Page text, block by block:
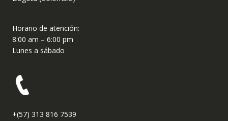
Horario de atención:
8:00 am – 6:00 pm
Lunes a sábado
+(57) 313 816 7539